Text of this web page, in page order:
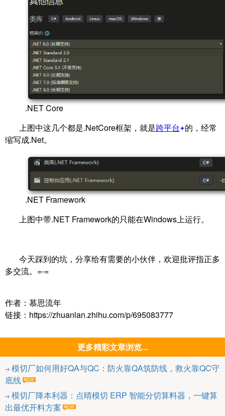
.NET Core
上图中这几个都是.NetCore框架，就是跨平台 的，经常
缩写成.Net。
.NET Framework
上图中带.NET Framework的只能在Windows上运行。
今天踩到的坑，分享给有需要的小伙伴，欢迎批评指正多
多交流。=-=
作者：慕思流年
链接：https://zhuanlan.zhihu.com/p/695083777
更多精彩文章浏览...
模切厂如何用好QA与QC：防火靠QA筑防线，救火靠QC守
底线
模切厂降本利器：点晴模切 ERP 智能分切算料器，一键算
出最优开料方案